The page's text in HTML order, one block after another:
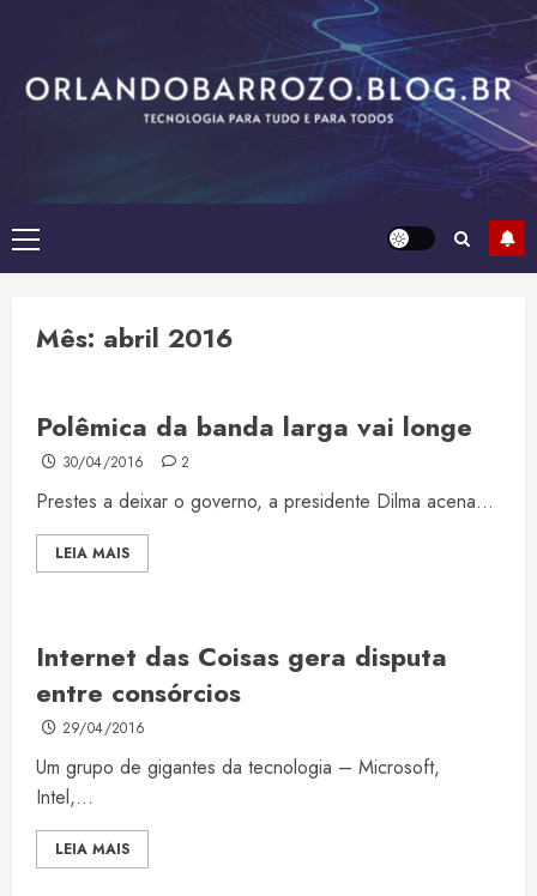
content
Primary
Menu
Mês: abril 2016
Polêmica da banda larga vai longe
30/04/2016 2
Prestes a deixar o governo, a presidente Dilma acena...
LEIA MAIS
Internet das Coisas gera disputa
entre consórcios
29/04/2016
Um grupo de gigantes da tecnologia – Microsoft,
Intel,...
LEIA MAIS